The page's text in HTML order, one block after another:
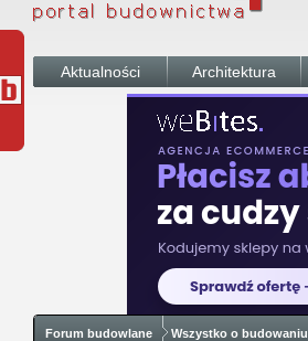
Aktualności Architektura
Forum budowlane Wszystko o budowaniu